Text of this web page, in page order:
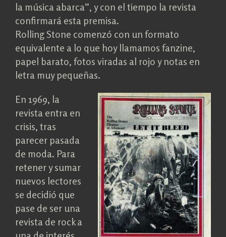
la música abarca”, y con el tiempo la revista
confirmará esta premisa.
Rolling Stone comenzó con un formato
equivalente a lo que hoy llamamos fanzine,
papel barato, fotos viradas al rojo y notas en
letra muy pequeñas.
En 1969, la
revista entra en
crisis, tras
parecer pasada
de moda. Para
retener y sumar
nuevos lectores
se decidió que
pase de ser una
revista de rock a